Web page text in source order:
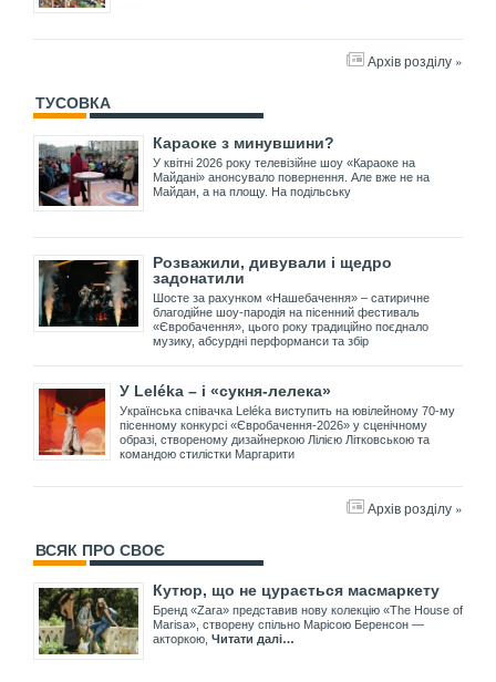
Архів розділу »
ТУСОВКА
Караоке з минувшини?
У квітні 2026 року телевізійне шоу «Караоке на
Майдані» анонсувало повернення. Але вже не на
Майдан, а на площу. На подільську
Розважили, дивували і щедро
задонатили
Шосте за рахунком «Нашебачення» – сатиричне
благодійне шоу-пародія на пісенний фестиваль
«Євробачення», цього року традиційно поєднало
музику, абсурдні перформанси та збір
У Leléka – і «сукня-лелека»
Українська співачка Leléka виступить на ювілейному 70-му
пісенному конкурсі «Євробачення-2026» у сценічному
образі, створеному дизайнеркою Лілією Літковською та
командою стилістки Маргарити
Архів розділу »
ВСЯК ПРО СВОЄ
Кутюр, що не цурається масмаркету
Бренд «Zara» представив нову колекцію «The House of
Marisa», створену спільно Марісою Беренсон —
акторкою, Читати далі…